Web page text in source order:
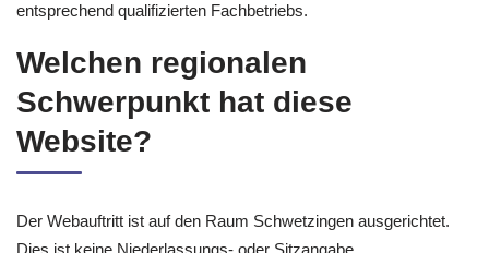
entsprechend qualifizierten Fachbetriebs.
Welchen regionalen
Schwerpunkt hat diese
Website?
Der Webauftritt ist auf den Raum Schwetzingen ausgerichtet.
Dies ist keine Niederlassungs- oder Sitzangabe.